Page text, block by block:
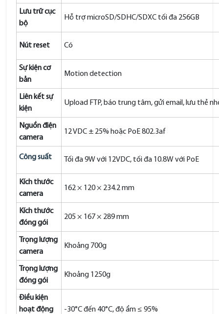
Lưu trữ cục
bộ
Hỗ trợ microSD/SDHC/SDXC tối đa 256GB
Nút reset Có
Sự kiện cơ
bản
Motion detection
Liên kết sự
kiện
Upload FTP, báo trung tâm, gửi email, lưu thẻ
Nguồn điện
camera
12 VDC ± 25% hoặc PoE 802.3af
Công suất Tối đa 9W với 12VDC, tối đa 10.8W với PoE
Kích thước
camera
162 × 120 × 234.2 mm
Kích thước
đóng gói
205 × 167 × 289 mm
Trọng lượng
camera
Khoảng 700g
Trọng lượng
đóng gói
Khoảng 1250g
Điều kiện
hoạt động
-30°C đến 40°C, độ ẩm ≤ 95%